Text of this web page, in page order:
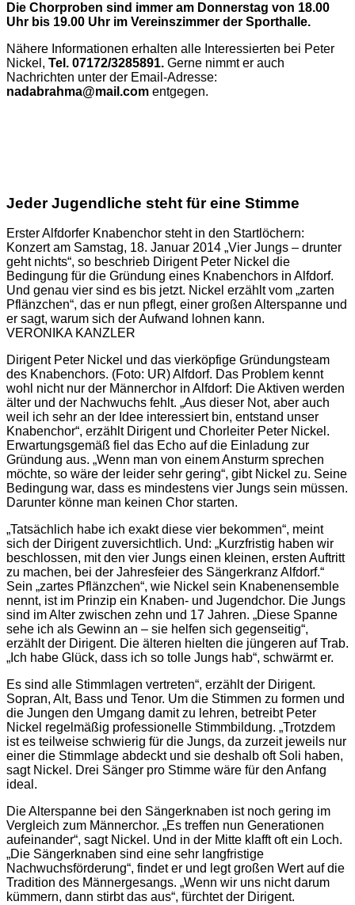
Die Chorproben sind immer am Donnerstag von 18.00
Uhr bis 19.00 Uhr im Vereinszimmer der Sporthalle.
Nähere Informationen erhalten alle Interessierten bei Peter
Nickel, Tel. 07172/3285891. Gerne nimmt er auch
Nachrichten unter der Email-Adresse:
nadabrahma@mail.com entgegen.
Jeder Jugendliche steht für eine Stimme
Erster Alfdorfer Knabenchor steht in den Startlöchern:
Konzert am Samstag, 18. Januar 2014 „Vier Jungs – drunter
geht nichts“, so beschrieb Dirigent Peter Nickel die
Bedingung für die Gründung eines Knabenchors in Alfdorf.
Und genau vier sind es bis jetzt. Nickel erzählt vom „zarten
Pflänzchen“, das er nun pflegt, einer großen Alterspanne und
er sagt, warum sich der Aufwand lohnen kann.
VERONIKA KANZLER
Dirigent Peter Nickel und das vierköpfige Gründungsteam
des Knabenchors. (Foto: UR) Alfdorf. Das Problem kennt
wohl nicht nur der Männerchor in Alfdorf: Die Aktiven werden
älter und der Nachwuchs fehlt. „Aus dieser Not, aber auch
weil ich sehr an der Idee interessiert bin, entstand unser
Knabenchor“, erzählt Dirigent und Chorleiter Peter Nickel.
Erwartungsgemäß fiel das Echo auf die Einladung zur
Gründung aus. „Wenn man von einem Ansturm sprechen
möchte, so wäre der leider sehr gering“, gibt Nickel zu. Seine
Bedingung war, dass es mindestens vier Jungs sein müssen.
Darunter könne man keinen Chor starten.
„Tatsächlich habe ich exakt diese vier bekommen“, meint
sich der Dirigent zuversichtlich. Und: „Kurzfristig haben wir
beschlossen, mit den vier Jungs einen kleinen, ersten Auftritt
zu machen, bei der Jahresfeier des Sängerkranz Alfdorf.“
Sein „zartes Pflänzchen“, wie Nickel sein Knabenensemble
nennt, ist im Prinzip ein Knaben- und Jugendchor. Die Jungs
sind im Alter zwischen zehn und 17 Jahren. „Diese Spanne
sehe ich als Gewinn an – sie helfen sich gegenseitig“,
erzählt der Dirigent. Die älteren hielten die jüngeren auf Trab.
„Ich habe Glück, dass ich so tolle Jungs hab“, schwärmt er.
Es sind alle Stimmlagen vertreten“, erzählt der Dirigent.
Sopran, Alt, Bass und Tenor. Um die Stimmen zu formen und
die Jungen den Umgang damit zu lehren, betreibt Peter
Nickel regelmäßig professionelle Stimmbildung. „Trotzdem
ist es teilweise schwierig für die Jungs, da zurzeit jeweils nur
einer die Stimmlage abdeckt und sie deshalb oft Soli haben,
sagt Nickel. Drei Sänger pro Stimme wäre für den Anfang
ideal.
Die Alterspanne bei den Sängerknaben ist noch gering im
Vergleich zum Männerchor. „Es treffen nun Generationen
aufeinander“, sagt Nickel. Und in der Mitte klafft oft ein Loch.
„Die Sängerknaben sind eine sehr langfristige
Nachwuchsförderung“, findet er und legt großen Wert auf die
Tradition des Männergesangs. „Wenn wir uns nicht darum
kümmern, dann stirbt das aus“, fürchtet der Dirigent.